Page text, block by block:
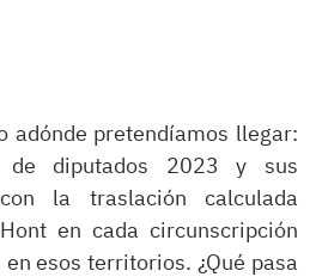
adónde pretendíamos llegar:
de diputados 2023 y sus
la traslación calculada
en cada circunscripción
esos territorios. ¿Qué pasa